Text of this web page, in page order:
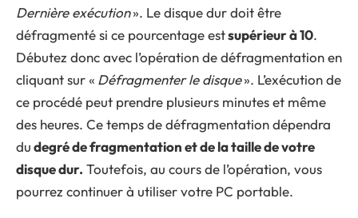
Dernière exécution». Le disque dur doit être
défragmenté si ce pourcentage estsupérieur à 10.
Débutez donc avec l’opération de défragmentation en
cliquant sur « Défragmenter le disque». L’exécution de
ce procédé peut prendre plusieurs minutes et même
des heures. Ce temps de défragmentation dépendra
dudegré de fragmentation et de la taille de votre
disque dur. Toutefois, au cours de l’opération, vous
pourrez continuer à utiliser votre PC portable.